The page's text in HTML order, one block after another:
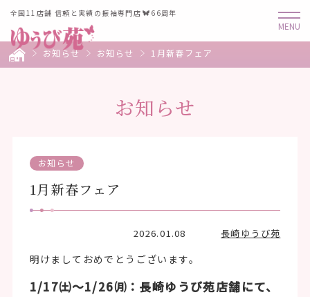
全国11店舗 信頼と実績の振袖専門店 66周年
お知らせ お知らせ 1月新春フェア
お知らせ
お知らせ
1月新春フェア
2026.01.08 長崎ゆうび苑
明けましておめでとうございます。
1/17㈯～1/26㈪：長崎ゆうび苑店舗にて、